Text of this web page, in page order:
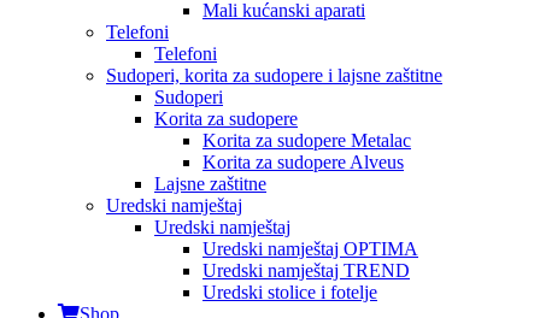
Mali kućanski aparati
Telefoni
Telefoni
Sudoperi, korita za sudopere i lajsne zaštitne
Sudoperi
Korita za sudopere
Korita za sudopere Metalac
Korita za sudopere Alveus
Lajsne zaštitne
Uredski namještaj
Uredski namještaj
Uredski namještaj OPTIMA
Uredski namještaj TREND
Uredski stolice i fotelje
Shop